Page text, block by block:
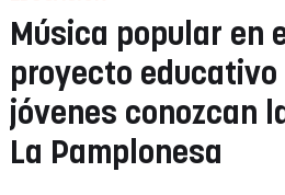
Música popular en
proyecto educativo
jóvenes conozcan
La Pamplonesa